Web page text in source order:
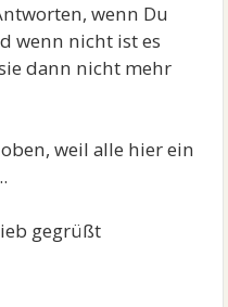
wenn Du
wenn nicht ist es
dann nicht mehr
weil alle hier ein
gegrüßt